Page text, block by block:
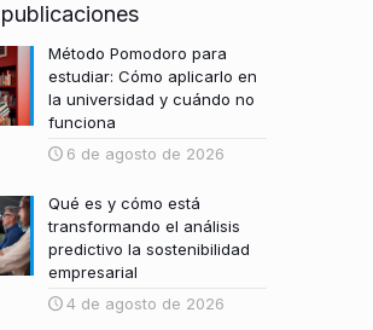
Método Pomodoro para
estudiar: Cómo aplicarlo en
la universidad y cuándo no
funciona
6 de agosto de 2026
Qué es y cómo está
transformando el análisis
predictivo la sostenibilidad
empresarial
4 de agosto de 2026